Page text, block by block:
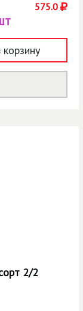
575.0
корзину
2/2